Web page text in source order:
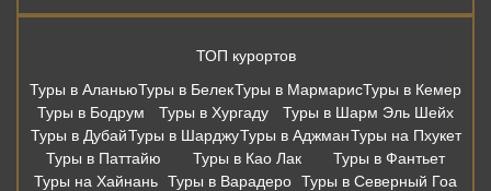
ТОП курортов
Туры в АланьюТуры в БелекТуры в МармарисТуры в Кемер
Туры в Бодрум
Туры в Хургаду
Туры в Шарм Эль Шейх
Туры в ДубайТуры в ШарджуТуры в АджманТуры на Пхукет
Туры в Паттайю
Туры в Као Лак
Туры в Фантьет
Туры на Хайнань Туры в Варадеро Туры в Северный Гоа